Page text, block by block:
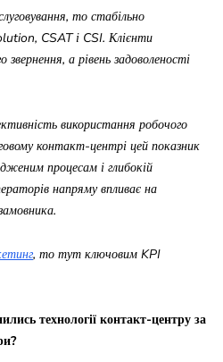
то стабільно
CSAT і CSI. Клієнти
а рівень задоволеності
використання робочого
контакт-центрі цей показник
процесам і глибокій
напряму впливає на
, то тут ключовим KPI
технології контакт-центру за